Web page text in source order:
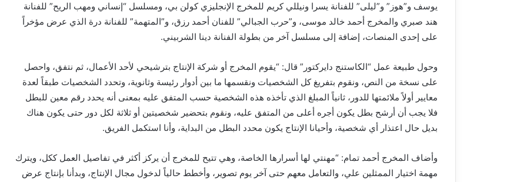
يوسف و”هوز” و”ليلى” للفنانة يسرا ونيللي كريم للمخرج الإنجليزي كولن بي، ومسلسل “إنساني ومهب الريح” للفنانة
هند صبري والمخرج أحمد خالد موسى، و”حرب الجبالي” للفنان أحمد رزق، و”المتهمة” للفنانة درة الذي عرض مؤخراً
على إحدى المنصات، إضافة إلى مسلسل آخر من بطولة الفنانة دينا الشربيني.
وحول طبيعة عمل “الكاستنج دايركتور” قال: “يقوم المخرج أو شركة الإنتاج بترشيحي لأحد الأعمال، ثم نتفق، واحصل
على نسخة من النص، ونقوم بتفريغ كل الشخصيات ونقسمها ما بين أدوار رئيسة وثانوية، وتحدد الشخصيات طبقاً لعدة
معايير أولاً ملائمتها للدور، ثانياً المبلغ الذي تأخذه هذه الشخصية حسب المتفق عليه بمعنى أنه يحدد رقم معين للبطل
فلا يجب أن أرشح بطل يكون أجره أعلى من المتفق عليه، ونقوم بتحضير شخصيتين أو ثلاثة لكل دور حتى يكون هناك
بديل حال اعتذار أي شخصية، وأحيانا الإنتاج يكون محدد البطل من البداية، وأنا استكمل الفريق.
وأضاف المخرج أحمد تمام: “مهنتي لها أسرارها الخاصة، وهي تتيح للمخرج أن يركز أكثر في تفاصيل العمل ككل، ويترك
مهمة اختيار الممثلين علي، والتعامل معهم حتى آخر يوم تصوير، وأخطط حالياً لدخول مجال الإنتاج، وبدأنا بإنتاج عرض